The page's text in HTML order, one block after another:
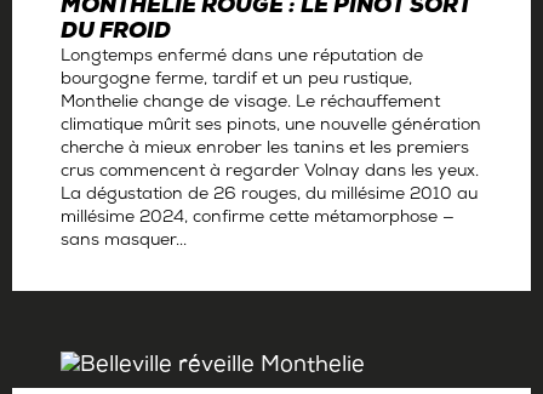
MONTHELIE ROUGE : LE PINOT SORT
DU FROID
Longtemps enfermé dans une réputation de
bourgogne ferme, tardif et un peu rustique,
Monthelie change de visage. Le réchauffement
climatique mûrit ses pinots, une nouvelle génération
cherche à mieux enrober les tanins et les premiers
crus commencent à regarder Volnay dans les yeux.
La dégustation de 26 rouges, du millésime 2010 au
millésime 2024, confirme cette métamorphose —
sans masquer...